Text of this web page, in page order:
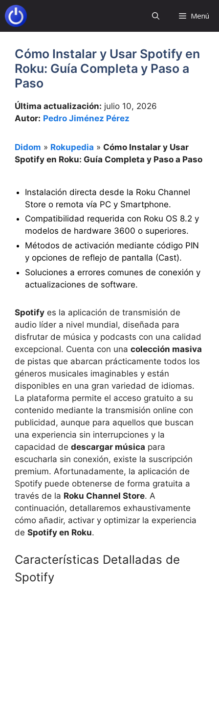
Saltar
al
contenido
Menú
Cómo Instalar y Usar Spotify en
Roku: Guía Completa y Paso a
Paso
Última actualización: julio 10, 2026
Autor: Pedro Jiménez Pérez
Didom » Rokupedia » Cómo Instalar y Usar
Spotify en Roku: Guía Completa y Paso a Paso
Instalación directa desde la Roku Channel
Store o remota vía PC y Smartphone.
Compatibilidad requerida con Roku OS 8.2 y
modelos de hardware 3600 o superiores.
Métodos de activación mediante código PIN
y opciones de reflejo de pantalla (Cast).
Soluciones a errores comunes de conexión y
actualizaciones de software.
Spotify es la aplicación de transmisión de
audio líder a nivel mundial, diseñada para
disfrutar de música y podcasts con una calidad
excepcional. Cuenta con una colección masiva
de pistas que abarcan prácticamente todos los
géneros musicales imaginables y están
disponibles en una gran variedad de idiomas.
La plataforma permite el acceso gratuito a su
contenido mediante la transmisión online con
publicidad, aunque para aquellos que buscan
una experiencia sin interrupciones y la
capacidad de descargar música para
escucharla sin conexión, existe la suscripción
premium. Afortunadamente, la aplicación de
Spotify puede obtenerse de forma gratuita a
través de la Roku Channel Store. A
continuación, detallaremos exhaustivamente
cómo añadir, activar y optimizar la experiencia
de Spotify en Roku.
Características Detalladas de
Spotify